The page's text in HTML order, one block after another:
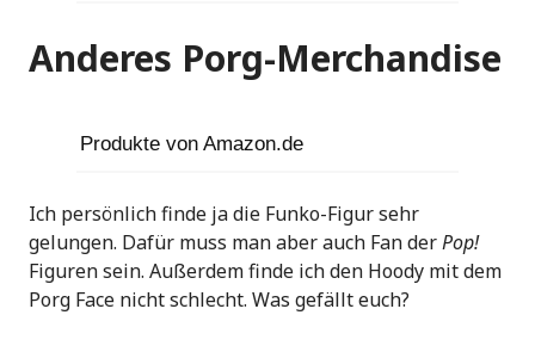
Anderes Porg-Merchandise
Produkte von Amazon.de
Ich persönlich finde ja die Funko-Figur sehr
gelungen. Dafür muss man aber auch Fan derPop!
Figuren sein. Außerdem finde ich den Hoody mit dem
Porg Face nicht schlecht. Was gefällt euch?